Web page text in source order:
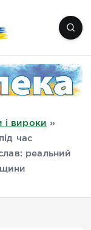
Мелітополь
і вироки »
час
реальний